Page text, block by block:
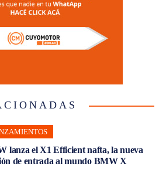
lanza el X1 Efficient nafta, la nueva
de entrada al mundo BMW X